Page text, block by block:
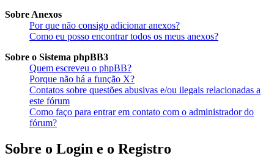
Sobre Anexos
Por que não consigo adicionar anexos?
Como eu posso encontrar todos os meus anexos?
Sobre o Sistema phpBB3
Quem escreveu o phpBB?
Porque não há a função X?
Contatos sobre questões abusivas e/ou ilegais relacionadas a
este fórum
Como faço para entrar em contato com o administrador do
fórum?
Sobre o Login e o Registro